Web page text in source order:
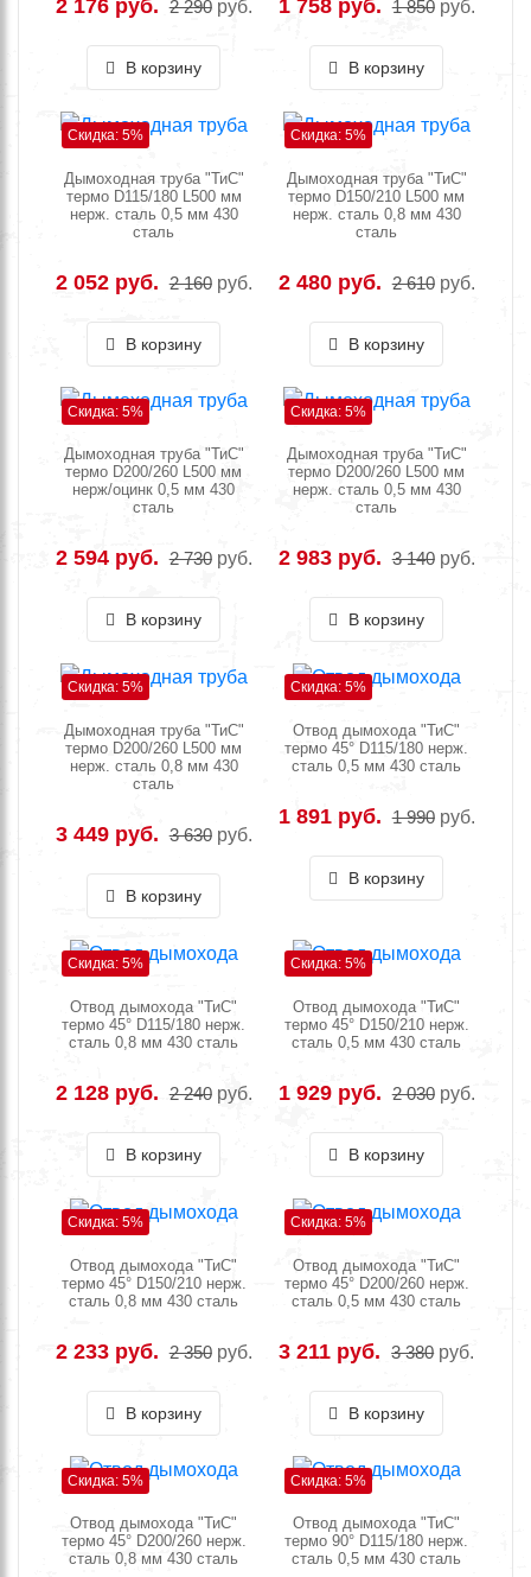
2 176 руб. 2 290 руб.
В корзину
1 758 руб. 1 850 руб.
В корзину
Скидка: 5%
Дымоходная труба "ТиС"
термо D115/180 L500 мм
нерж. сталь 0,5 мм 430
сталь
2 052 руб. 2 160 руб.
В корзину
Скидка: 5%
Дымоходная труба "ТиС"
термо D150/210 L500 мм
нерж. сталь 0,8 мм 430
сталь
2 480 руб. 2 610 руб.
В корзину
Скидка: 5%
Дымоходная труба "ТиС"
термо D200/260 L500 мм
нерж/оцинк 0,5 мм 430
сталь
2 594 руб. 2 730 руб.
В корзину
Скидка: 5%
Дымоходная труба "ТиС"
термо D200/260 L500 мм
нерж. сталь 0,5 мм 430
сталь
2 983 руб. 3 140 руб.
В корзину
Скидка: 5%
Дымоходная труба "ТиС"
термо D200/260 L500 мм
нерж. сталь 0,8 мм 430
сталь
3 449 руб. 3 630 руб.
В корзину
Скидка: 5%
Отвод дымохода "ТиС"
термо 45° D115/180 нерж.
сталь 0,5 мм 430 сталь
1 891 руб. 1 990 руб.
В корзину
Скидка: 5%
Отвод дымохода "ТиС"
термо 45° D115/180 нерж.
сталь 0,8 мм 430 сталь
2 128 руб. 2 240 руб.
В корзину
Скидка: 5%
Отвод дымохода "ТиС"
термо 45° D150/210 нерж.
сталь 0,5 мм 430 сталь
1 929 руб. 2 030 руб.
В корзину
Скидка: 5%
Отвод дымохода "ТиС"
термо 45° D150/210 нерж.
сталь 0,8 мм 430 сталь
2 233 руб. 2 350 руб.
В корзину
Скидка: 5%
Отвод дымохода "ТиС"
термо 45° D200/260 нерж.
сталь 0,5 мм 430 сталь
3 211 руб. 3 380 руб.
В корзину
Скидка: 5%
Отвод дымохода "ТиС"
термо 45° D200/260 нерж.
сталь 0,8 мм 430 сталь
Скидка: 5%
Отвод дымохода "ТиС"
термо 90° D115/180 нерж.
сталь 0,5 мм 430 сталь